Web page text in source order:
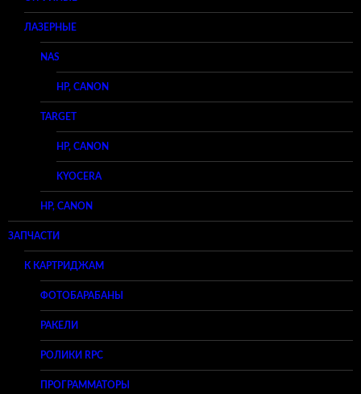
ЛАЗЕРНЫЕ
NAS
HP, CANON
TARGET
HP, CANON
KYOCERA
HP, CANON
ЗАПЧАСТИ
К КАРТРИДЖАМ
ФОТОБАРАБАНЫ
РАКЕЛИ
РОЛИКИ RPC
ПРОГРАММАТОРЫ